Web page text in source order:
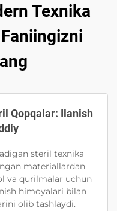
Texnika
Qopqalar: Ilanish
steril texnika
materiallardan
va qurilmalar uchun
himoyalari bilan
olib tashlaydi.